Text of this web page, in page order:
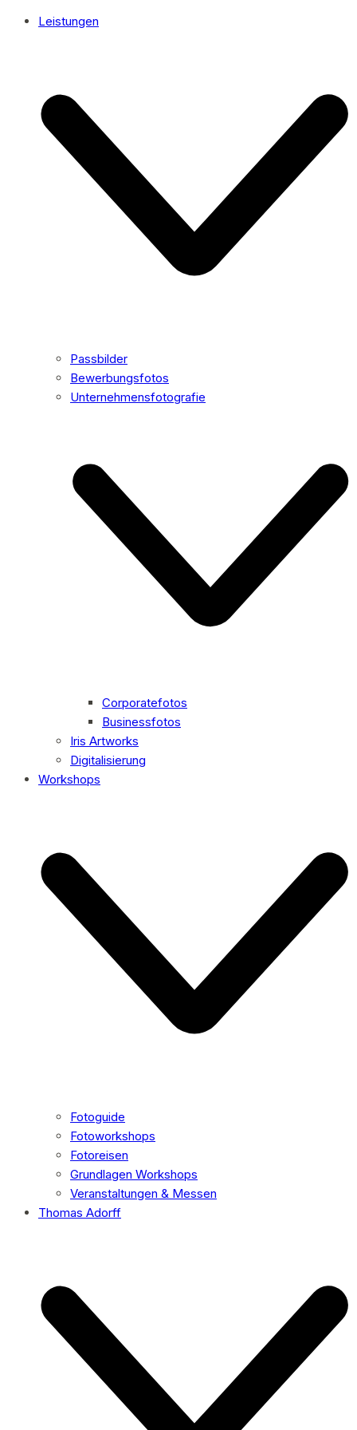
Leistungen
Passbilder
Bewerbungsfotos
Unternehmensfotografie
Corporatefotos
Businessfotos
Iris Artworks
Digitalisierung
Workshops
Fotoguide
Fotoworkshops
Fotoreisen
Grundlagen Workshops
Veranstaltungen & Messen
Thomas Adorff